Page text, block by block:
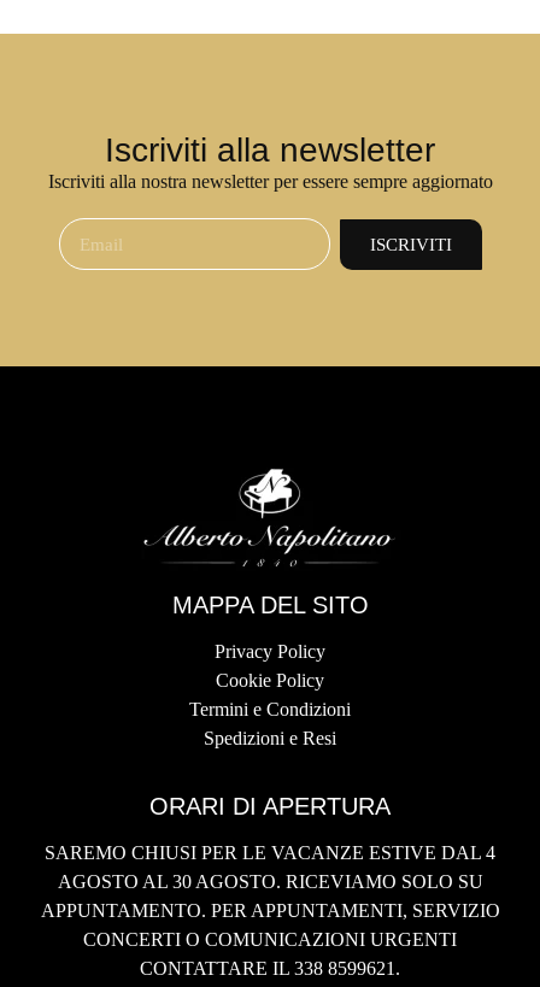
Iscriviti alla newsletter
Iscriviti alla nostra newsletter per essere sempre aggiornato
ISCRIVITI
MAPPA DEL SITO
Privacy Policy
Cookie Policy
Termini e Condizioni
Spedizioni e Resi
ORARI DI APERTURA
SAREMO CHIUSI PER LE VACANZE ESTIVE DAL 4
AGOSTO AL 30 AGOSTO. RICEVIAMO SOLO SU
APPUNTAMENTO. PER APPUNTAMENTI, SERVIZIO
CONCERTI O COMUNICAZIONI URGENTI
CONTATTARE IL 338 8599621.